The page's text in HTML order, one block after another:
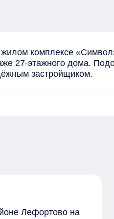
комплексе
27-этажного дома.
застройщиком.
Лефортово на